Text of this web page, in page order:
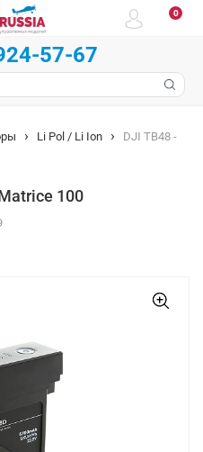
0
57-67
Li Pol / Li Ion
DJI TB48 -
100